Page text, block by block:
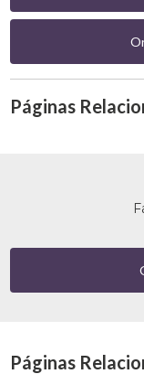
Páginas
Páginas